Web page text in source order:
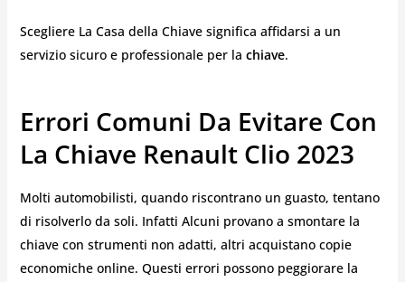
Scegliere La Casa della Chiave significa affidarsi a un
servizio sicuro e professionale per la chiave.
Errori Comuni Da Evitare Con
La Chiave Renault Clio 2023
Molti automobilisti, quando riscontrano un guasto, tentano
di risolverlo da soli. Infatti Alcuni provano a smontare la
chiave con strumenti non adatti, altri acquistano copie
economiche online. Questi errori possono peggiorare la